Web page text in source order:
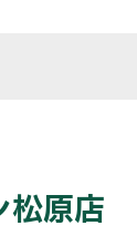
松原店